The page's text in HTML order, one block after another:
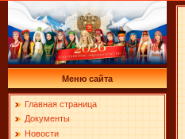
Меню сайта
Главная страница
Документы
Новости